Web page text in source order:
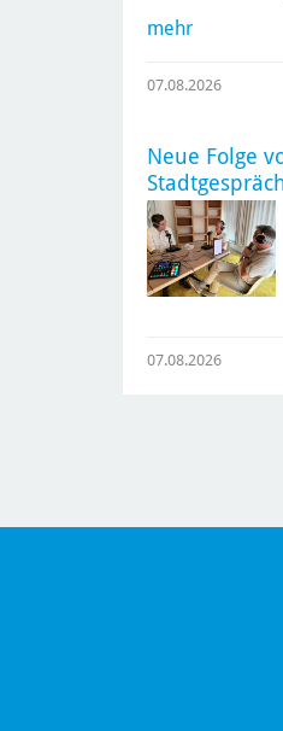
mehr
07.08.2026
Neue Folge
07.08.2026